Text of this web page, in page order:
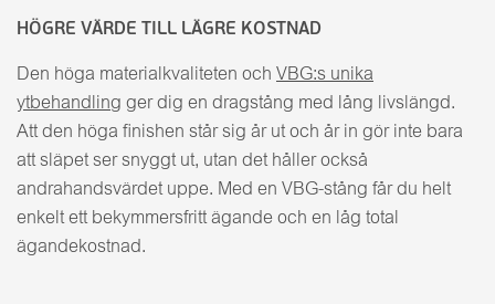
HÖGRE VÄRDE TILL LÄGRE KOSTNAD
Den höga materialkvaliteten och VBG:s unika
ytbehandling ger dig en dragstång med lång livslängd.
Att den höga finishen står sig år ut och år in gör inte bara
att släpet ser snyggt ut, utan det håller också
andrahandsvärdet uppe. Med en VBG-stång får du helt
enkelt ett bekymmersfritt ägande och en låg total
ägandekostnad.